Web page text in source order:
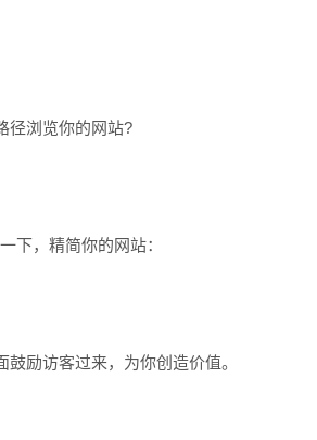
径浏览你的网站?
下，精简你的网站：
鼓励访客过来，为你创造价值。